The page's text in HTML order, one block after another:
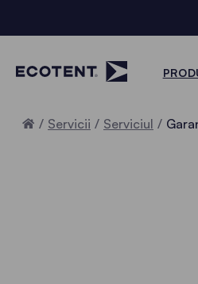
Home
Servicii Serviciul